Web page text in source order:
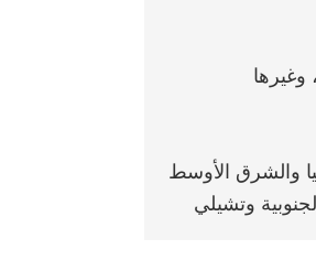
وغيرها
والشرق الأوسط
وتشيلي